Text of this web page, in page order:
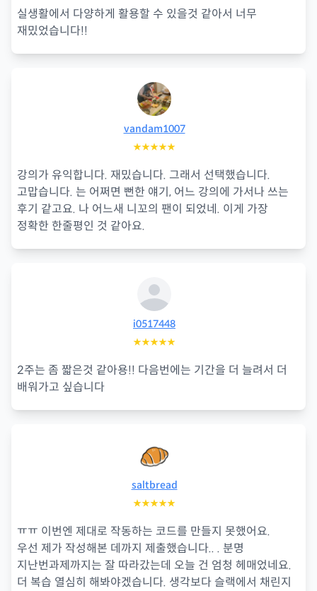
실생활에서 다양하게 활용할 수 있을것 같아서 너무
재밌었습니다!!
vandam1007
★★★★★
강의가 유익합니다. 재밌습니다. 그래서 선택했습니다.
고맙습니다. 는 어쩌면 뻔한 얘기, 어느 강의에 가서나 쓰는
후기 같고요. 나 어느새 니꼬의 팬이 되었네. 이게 가장
정확한 한줄평인 것 같아요.
i0517448
★★★★★
2주는 좀 짧은것 같아용!! 다음번에는 기간을 더 늘려서 더
배워가고 싶습니다
saltbread
★★★★★
ㅠㅠ 이번엔 제대로 작동하는 코드를 만들지 못했어요.
우선 제가 작성해본 데까지 제출했습니다.. . 분명
지난번과제까지는 잘 따라갔는데 오늘 건 엄청 헤매었네요.
더 복습 열심히 해봐야겠습니다. 생각보다 슬랙에서 채린지